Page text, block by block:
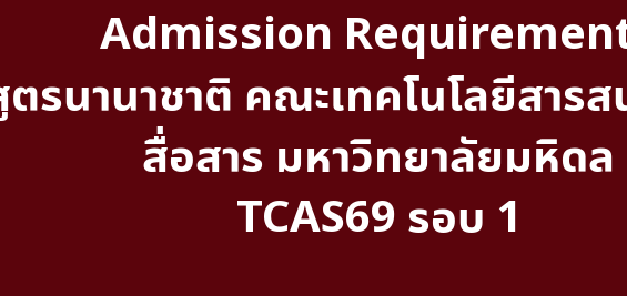
Admission
รนานาชาติ คณะเทคโนโลยีสารส
สื่อสาร มหาวิทยาลัยมหิดล
TCAS69 รอบ 1